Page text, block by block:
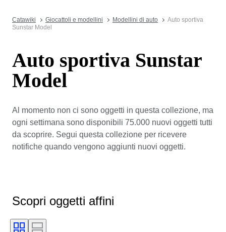
Catawiki Giocattoli e modellini Modellini di auto
Auto sportiva
Sunstar Model
Auto sportiva Sunstar
Model
Al momento non ci sono oggetti in questa collezione, ma
ogni settimana sono disponibili 75.000 nuovi oggetti tutti
da scoprire. Segui questa collezione per ricevere
notifiche quando vengono aggiunti nuovi oggetti.
Scopri oggetti affini